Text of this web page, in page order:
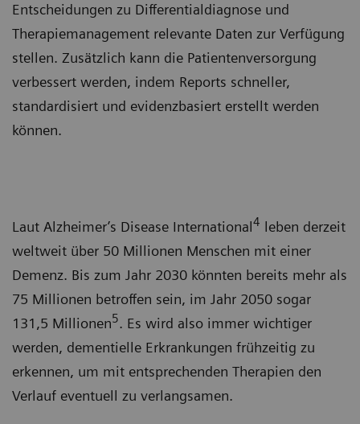
Entscheidungen zu Differentialdiagnose und
Therapiemanagement relevante Daten zur Verfügung
stellen. Zusätzlich kann die Patientenversorgung
verbessert werden, indem Reports schneller,
standardisiert und evidenzbasiert erstellt werden
können.
Laut Alzheimer’s Disease International4 leben derzeit
weltweit über 50 Millionen Menschen mit einer
Demenz. Bis zum Jahr 2030 könnten bereits mehr als
75 Millionen betroffen sein, im Jahr 2050 sogar
131,5 Millionen5. Es wird also immer wichtiger
werden, dementielle Erkrankungen frühzeitig zu
erkennen, um mit entsprechenden Therapien den
Verlauf eventuell zu verlangsamen.